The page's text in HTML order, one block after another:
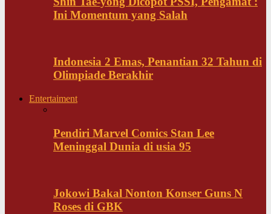
Ini Momentum yang Salah
Indonesia 2 Emas, Penantian 32 Tahun di
Olimpiade Berakhir
Entertaiment
Pendiri Marvel Comics Stan Lee
Meninggal Dunia di usia 95
Jokowi Bakal Nonton Konser Guns N
Roses di GBK